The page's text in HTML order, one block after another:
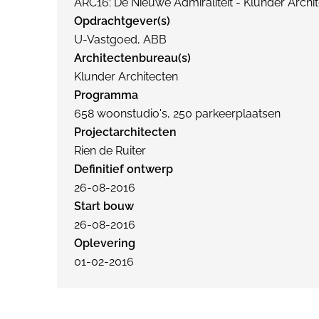
Opdrachtgever(s)
U-Vastgoed, ABB
Architectenbureau(s)
Klunder Architecten
Programma
658 woonstudio's, 250 parkeerplaatsen
Projectarchitecten
Rien de Ruiter
Definitief ontwerp
26-08-2016
Start bouw
26-08-2016
Oplevering
01-02-2016